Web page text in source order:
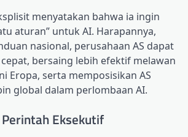
menyatakan bahwa ia ingin
aturan” untuk AI. Harapannya,
nasional, perusahaan AS dapat
bersaing lebih efektif melawan
Eropa, serta memposisikan AS
global dalam perlombaan AI.
Eksekutif